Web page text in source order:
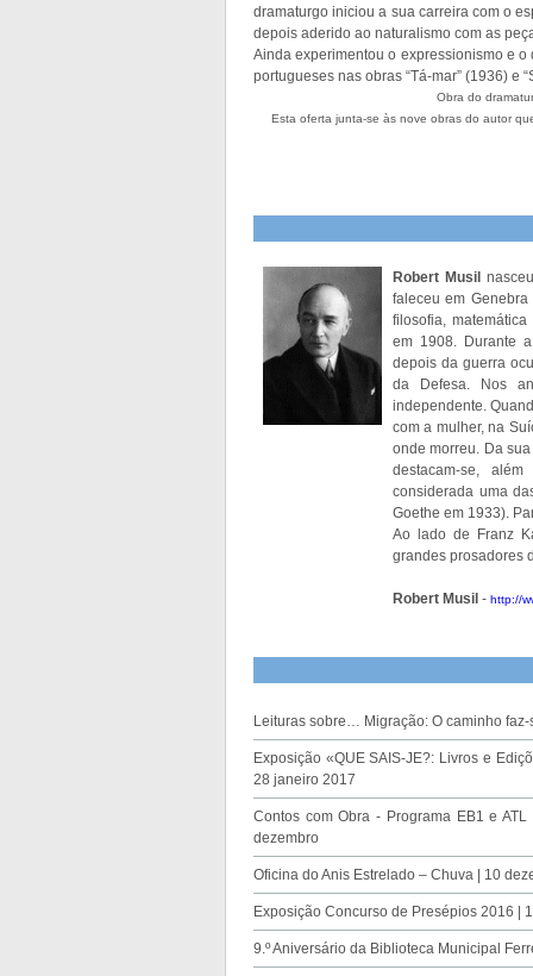
dramaturgo iniciou a sua carreira com o
depois aderido ao naturalismo com as
Ainda experimentou o expressionismo e
portugueses nas obras “Tá-mar” (1936) e
Obra do
Esta oferta junta-se às nove obras do autor
Robert Musil
faleceu em
filosofia,
em 1908. Durante
depois da guerra
da Defesa. Nos
independente.
com a mulher, na
onde morreu. Da
destacam-se,
considerada uma
Goethe em 1933).
Ao lado de Franz
grandes prosadores
Robert Musil - http://
Leituras sobre… Migração: O caminho
Exposição «QUE SAIS-JE?: Livros e
28 janeiro 2017
Contos com Obra - Programa EB1 e
dezembro
Oficina do Anis Estrelado – Chuva | 10
Exposição Concurso de Presépios 2016 |
9.º Aniversário da Biblioteca Municipal